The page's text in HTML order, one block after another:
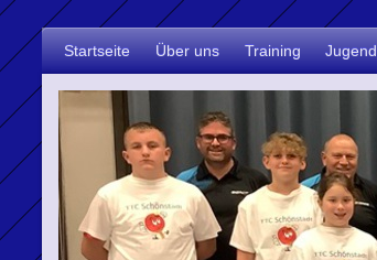
Startseite Über uns Training Jugend